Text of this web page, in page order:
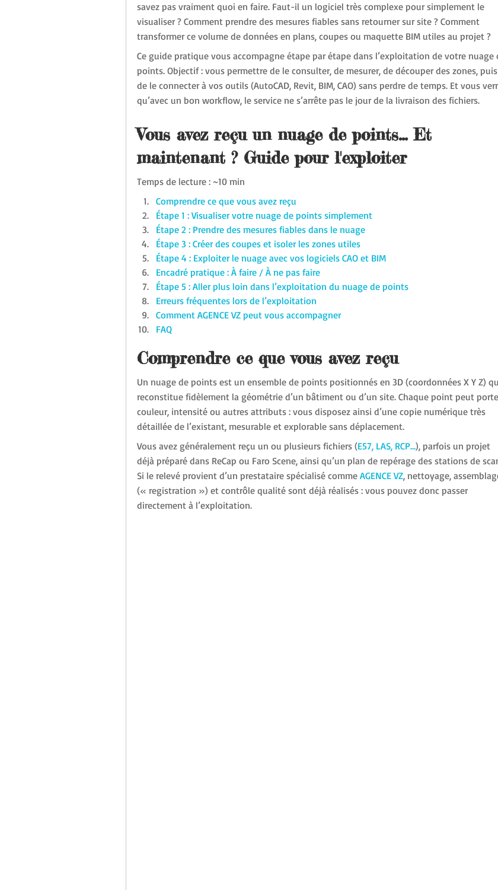
savez pas vraiment quoi en faire. Faut-il un logiciel très complexe pour simplement le
visualiser ? Comment prendre des mesures fiables sans retourner sur site ? Comment
transformer ce volume de données en plans, coupes ou maquette BIM utiles au projet ?
Ce guide pratique vous accompagne étape par étape dans l’exploitation de votre nuage
points. Objectif : vous permettre de le consulter, de mesurer, de découper des zones, puis
de le connecter à vos outils (AutoCAD, Revit, BIM, CAO) sans perdre de temps. Et vous
qu’avec un bon workflow, le service ne s’arrête pas le jour de la livraison des fichiers.
Vous avez reçu un nuage de points... Et
maintenant ? Guide pour l'exploiter
Temps de lecture : ~10 min
Comprendre ce que vous avez reçu
Étape 1 : Visualiser votre nuage de points simplement
Étape 2 : Prendre des mesures fiables dans le nuage
Étape 3 : Créer des coupes et isoler les zones utiles
Étape 4 : Exploiter le nuage avec vos logiciels CAO et BIM
Encadré pratique : À faire / À ne pas faire
Étape 5 : Aller plus loin dans l’exploitation du nuage de points
Erreurs fréquentes lors de l’exploitation
Comment AGENCE VZ peut vous accompagner
FAQ
Comprendre ce que vous avez reçu
Un nuage de points est un ensemble de points positionnés en 3D (coordonnées X Y Z)
reconstitue fidèlement la géométrie d’un bâtiment ou d’un site. Chaque point peut
couleur, intensité ou autres attributs : vous disposez ainsi d’une copie numérique très
détaillée de l’existant, mesurable et explorable sans déplacement.
Vous avez généralement reçu un ou plusieurs fichiers (E57, LAS, RCP…), parfois un projet
déjà préparé dans ReCap ou Faro Scene, ainsi qu’un plan de repérage des stations de
Si le relevé provient d’un prestataire spécialisé comme AGENCE VZ, nettoyage,
(« registration ») et contrôle qualité sont déjà réalisés : vous pouvez donc passer
directement à l’exploitation.